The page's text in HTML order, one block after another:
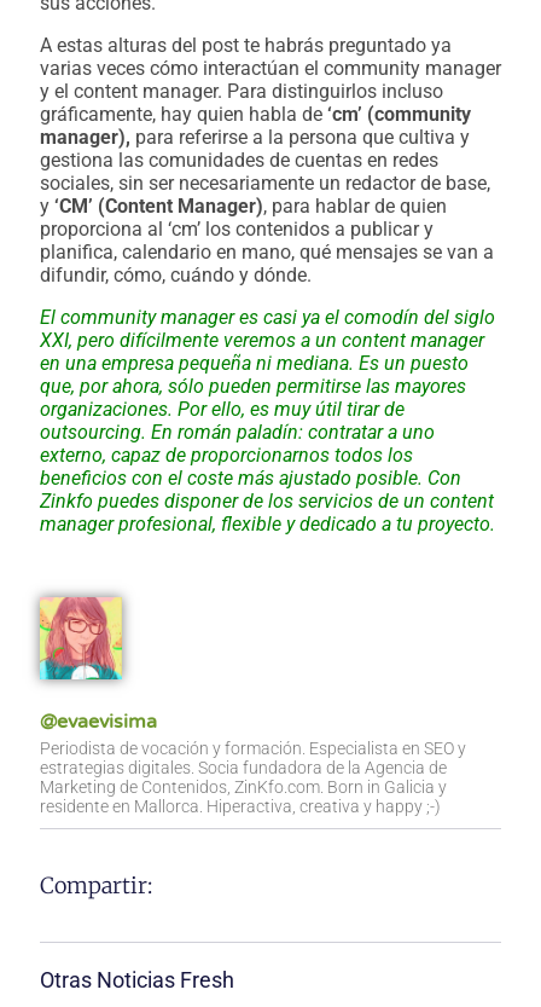
A estas alturas del post te habrás preguntado ya
varias veces cómo interactúan el community manager
y el content manager. Para distinguirlos incluso
gráficamente, hay quien habla de ‘cm’ (community
manager), para referirse a la persona que cultiva y
gestiona las comunidades de cuentas en redes
sociales, sin ser necesariamente un redactor de base,
y ‘CM’ (Content Manager), para hablar de quien
proporciona al ‘cm’ los contenidos a publicar y
planifica, calendario en mano, qué mensajes se van a
difundir, cómo, cuándo y dónde.
El community manager es casi ya el comodín del siglo
XXI, pero difícilmente veremos a un content manager
en una empresa pequeña ni mediana. Es un puesto
que, por ahora, sólo pueden permitirse las mayores
organizaciones. Por ello, es muy útil tirar de
outsourcing. En román paladín: contratar a uno
externo, capaz de proporcionarnos todos los
beneficios con el coste más ajustado posible. Con
Zinkfo puedes disponer de los servicios de un content
manager profesional, flexible y dedicado a tu proyecto.
@evaevisima
Periodista de vocación y formación. Especialista en SEO y
estrategias digitales. Socia fundadora de la Agencia de
Marketing de Contenidos, ZinKfo.com. Born in Galicia y
residente en Mallorca. Hiperactiva, creativa y happy ;-)
Compartir:
Otras Noticias Fresh